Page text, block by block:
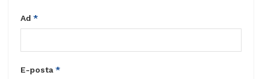
Ad *
E-posta *